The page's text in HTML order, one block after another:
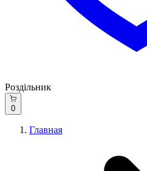
Роздільник
0
Главная